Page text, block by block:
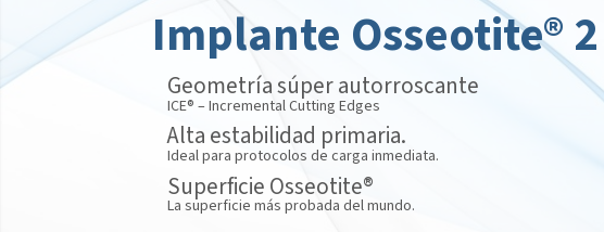
Geometría súper autorroscante
La superficie más probada del mundo.
ICE® – Incremental Cutting Edges
Ideal para protocolos de carga inmediata.
Alta estabilidad primaria.
Superficie Osseotite®
Implante Osseotite® 2